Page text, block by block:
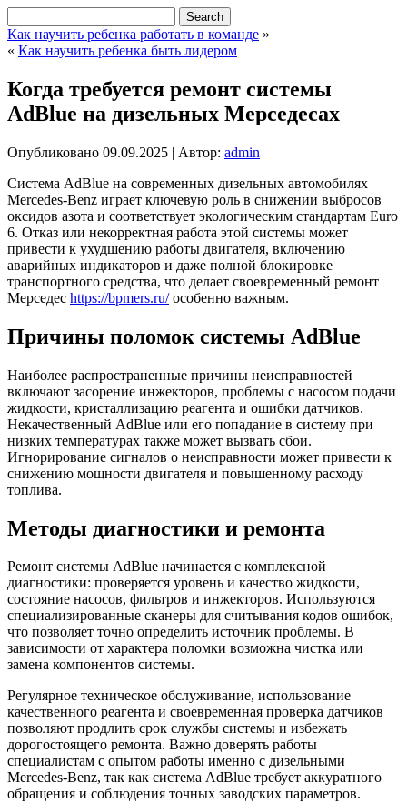
Как научить ребенка работать в команде »
« Как научить ребенка быть лидером
Когда требуется ремонт системы
AdBlue на дизельных Мерседесах
Опубликовано 09.09.2025 | Автор: admin
Система AdBlue на современных дизельных автомобилях
Mercedes-Benz играет ключевую роль в снижении выбросов
оксидов азота и соответствует экологическим стандартам Euro
6. Отказ или некорректная работа этой системы может
привести к ухудшению работы двигателя, включению
аварийных индикаторов и даже полной блокировке
транспортного средства, что делает своевременный ремонт
Мерседес https://bpmers.ru/особенно важным.
Причины поломок системы AdBlue
Наиболее распространенные причины неисправностей
включают засорение инжекторов, проблемы с насосом подачи
жидкости, кристаллизацию реагента и ошибки датчиков.
Некачественный AdBlue или его попадание в систему при
низких температурах также может вызвать сбои.
Игнорирование сигналов о неисправности может привести к
снижению мощности двигателя и повышенному расходу
топлива.
Методы диагностики и ремонта
Ремонт системы AdBlue начинается с комплексной
диагностики: проверяется уровень и качество жидкости,
состояние насосов, фильтров и инжекторов. Используются
специализированные сканеры для считывания кодов ошибок,
что позволяет точно определить источник проблемы. В
зависимости от характера поломки возможна чистка или
замена компонентов системы.
Регулярное техническое обслуживание, использование
качественного реагента и своевременная проверка датчиков
позволяют продлить срок службы системы и избежать
дорогостоящего ремонта. Важно доверять работы
специалистам с опытом работы именно с дизельными
Mercedes-Benz, так как система AdBlue требует аккуратного
обращения и соблюдения точных заводских параметров.